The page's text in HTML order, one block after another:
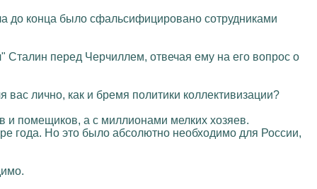
до конца было сфальсифицировано сотрудниками
Сталин перед Черчиллем, отвечая ему на его вопрос о
лично, как и бремя политики коллективизации?
и помещиков, а с миллионами мелких хозяев.
года. Но это было абсолютно необходимо для России,